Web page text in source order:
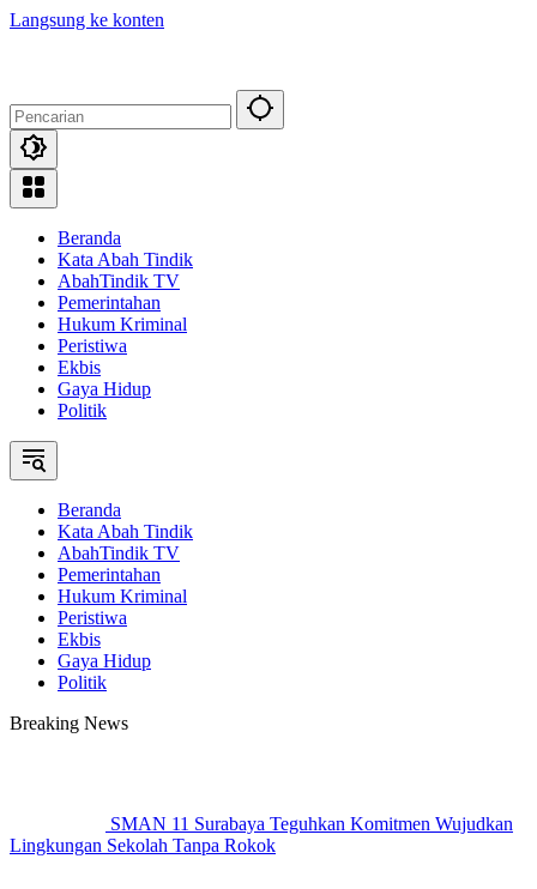
Langsung ke konten
Beranda
Kata Abah Tindik
AbahTindik TV
Pemerintahan
Hukum Kriminal
Peristiwa
Ekbis
Gaya Hidup
Politik
Beranda
Kata Abah Tindik
AbahTindik TV
Pemerintahan
Hukum Kriminal
Peristiwa
Ekbis
Gaya Hidup
Politik
Breaking News
SMAN 11 Surabaya Teguhkan Komitmen Wujudkan
Lingkungan Sekolah Tanpa Rokok